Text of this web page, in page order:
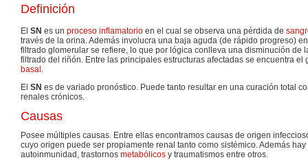
Definición
El SN es un proceso inflamatorio en el cual se observa una pérdida de
través de la orina. Además involucra una baja aguda (de rápido progreso)
filtrado glomerular se refiere, lo que por lógica conlleva una disminución de
filtrado del riñón. Entre las principales estructuras afectadas se encuentra el
basal .
El SN es de variado pronóstico. Puede tanto resultar en una curación total
renales crónicos.
Causas
Posee múltiples causas. Entre ellas encontramos causas de origen
cuyo origen puede ser propiamente renal tanto como sistémico. Además
autoinmunidad, trastornos metabólicos y traumatismos entre otros.